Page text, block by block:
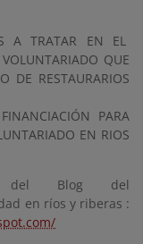
A TRATAR EN EL
QUE
DE RESTAURARIOS
PARA
EN RIOS
del Blog del
en ríos y riberas :